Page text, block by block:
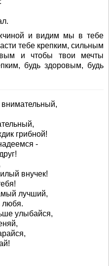
и видим мы в тебе
тебе крепким, сильным
и чтобы твои мечты
будь здоровым, будь
грибной!
-
внучек!
лучший,
любя.
улыбайся,